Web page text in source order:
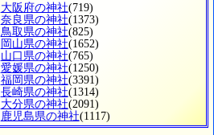
大阪府の神社(719)
奈良県の神社(1373)
鳥取県の神社(825)
岡山県の神社(1652)
山口県の神社(765)
愛媛県の神社(1250)
福岡県の神社(3391)
長崎県の神社(1314)
大分県の神社(2091)
鹿児島県の神社(1117)